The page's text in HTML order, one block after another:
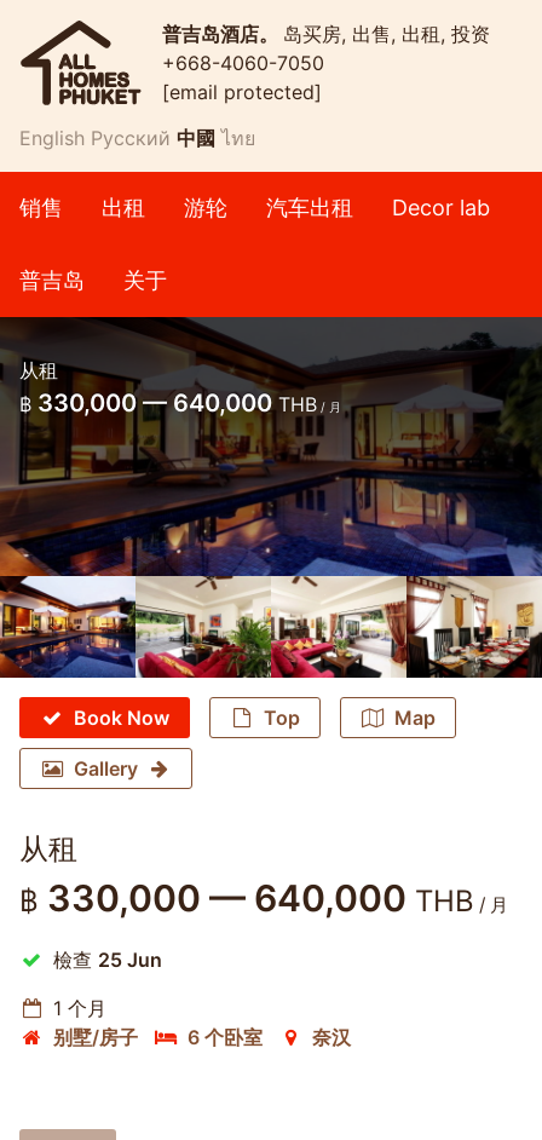
普吉岛酒店。 岛买房, 出售, 出租, 投资
+668-4060-7050
[email protected]
English Русский 中國 ไทย
销售 出租 游轮 汽车出租 Decor lab
普吉岛 关于
从租
฿ 330,000 — 640,000THB / 月
Book Now Top Map
Gallery
从租
฿ 330,000 — 640,000 THB / 月
檢查 25 Jun
1 个月
别墅/房子
6 个卧室 奈汉